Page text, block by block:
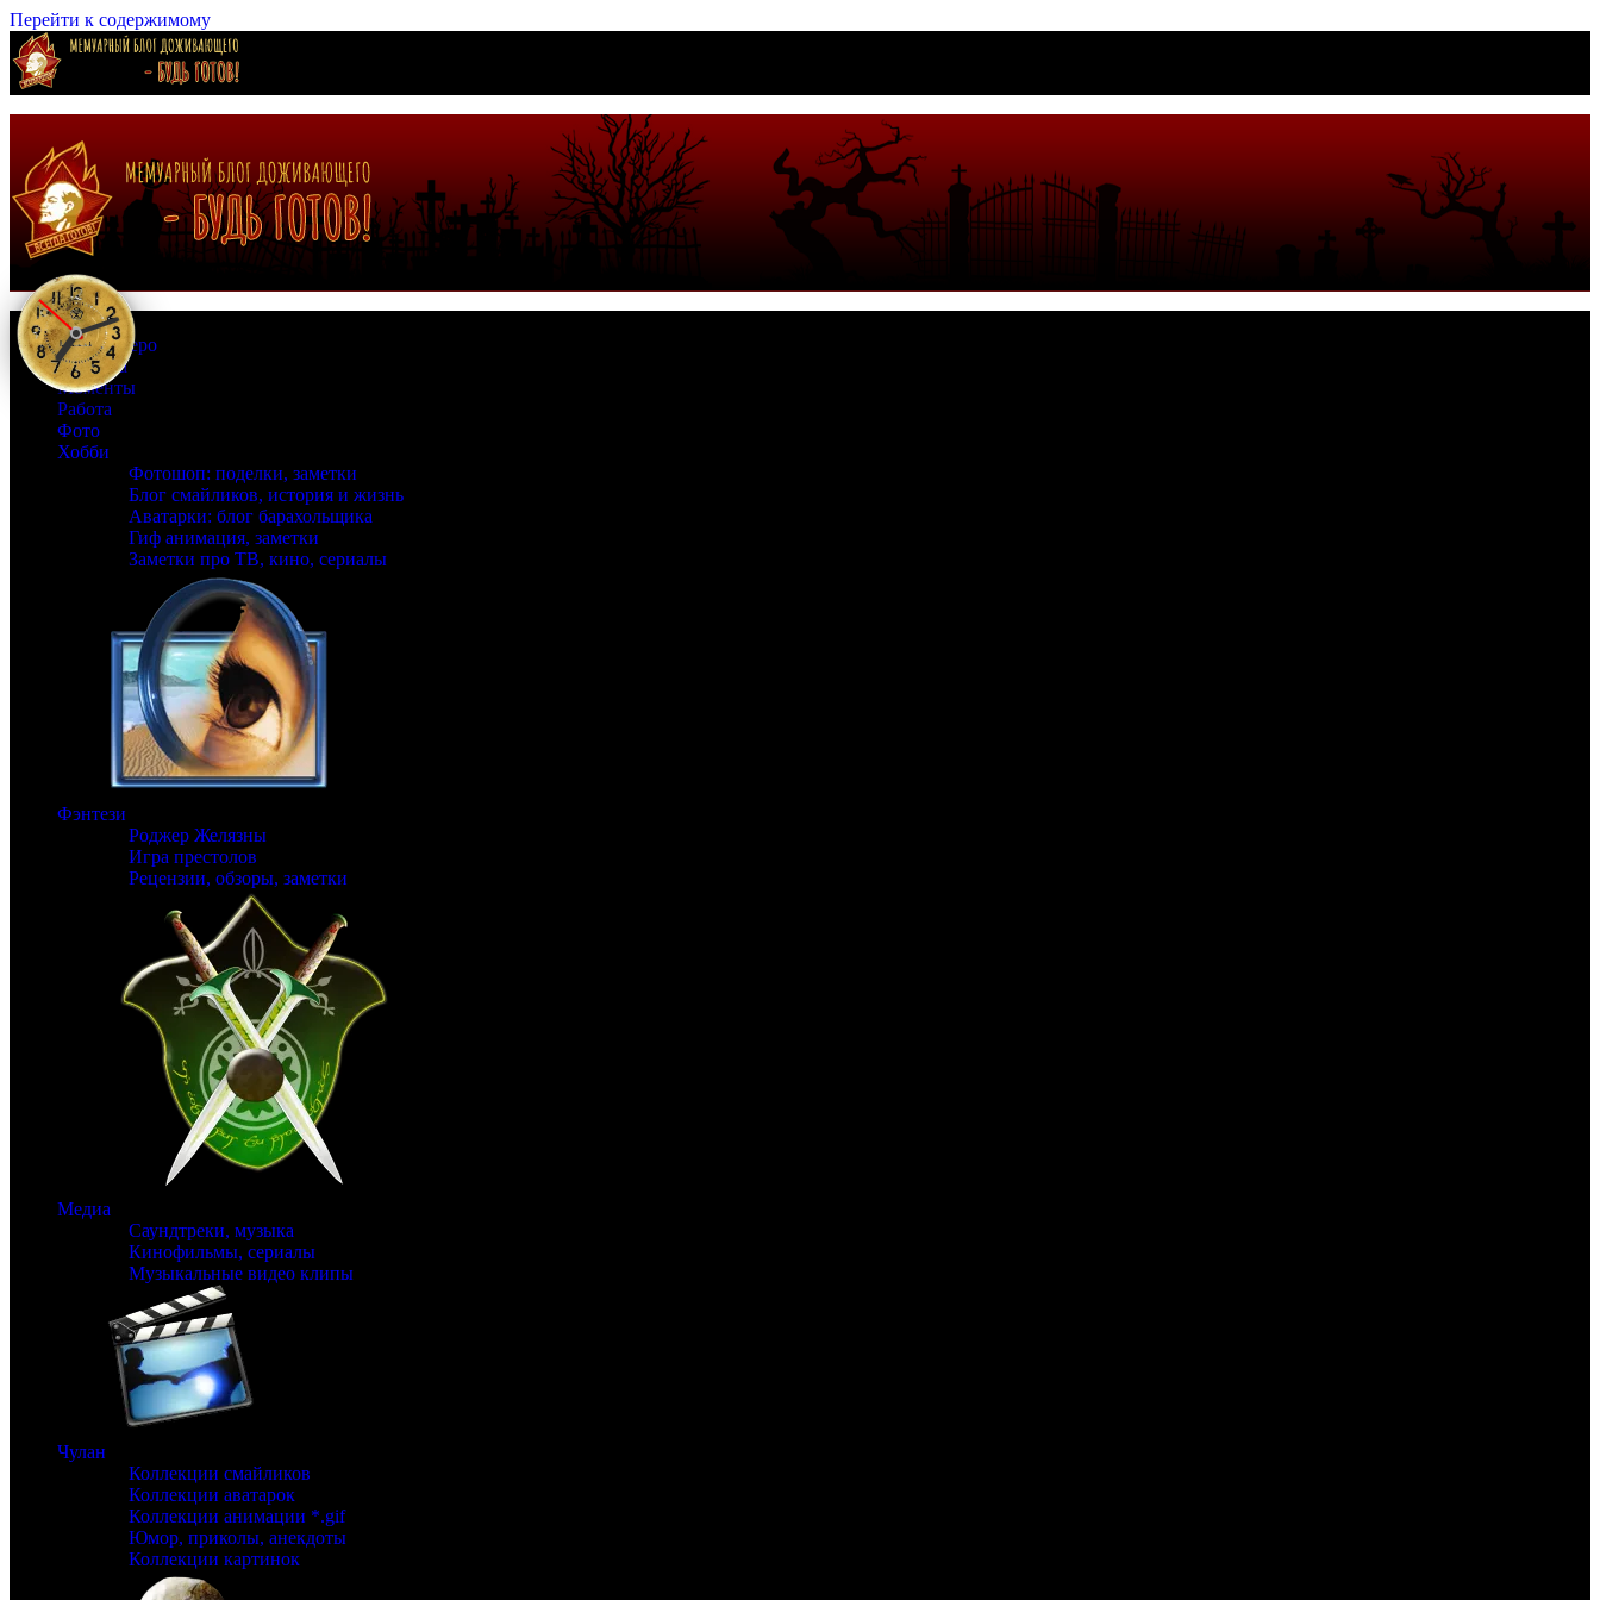
Перейти к содержимому
Страна Зеро
Времена
Моменты
Работа
Фото
Хобби
Фотошоп: поделки, заметки
Блог смайликов, история и жизнь
Аватарки: блог барахольщика
Гиф анимация, заметки
Заметки про ТВ, кино, сериалы
Фэнтези
Роджер Желязны
Игра престолов
Рецензии, обзоры, заметки
Медиа
Саундтреки, музыка
Кинофильмы, сериалы
Музыкальные видео клипы
Чулан
Коллекции смайликов
Коллекции аватарок
Коллекции анимации *.gif
Юмор, приколы, анекдоты
Коллекции картинок